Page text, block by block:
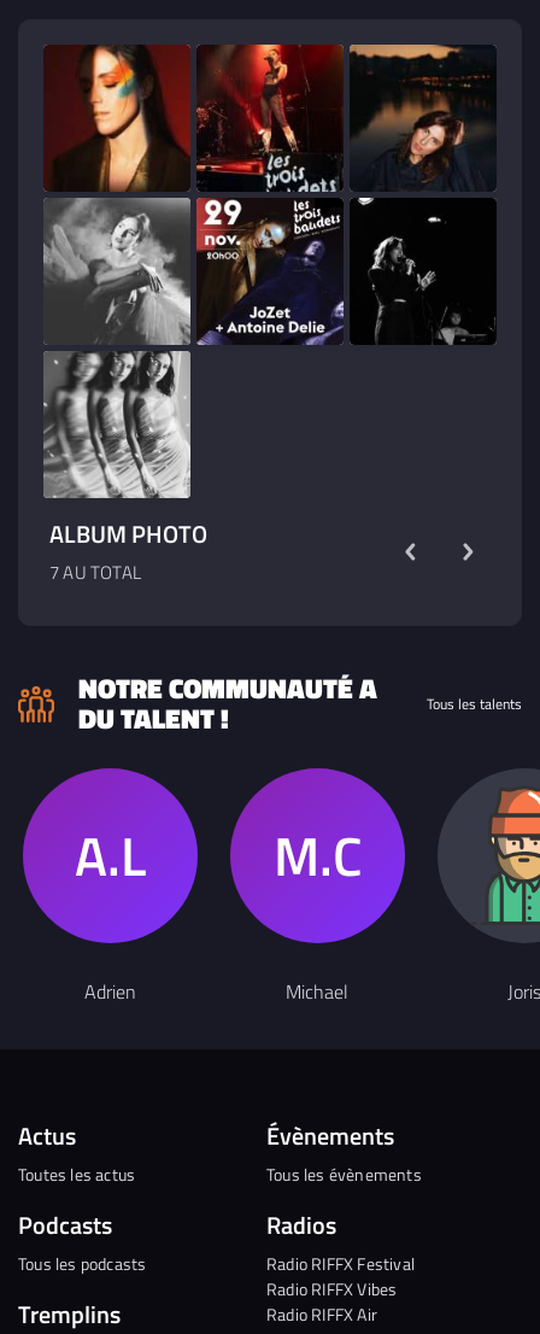
ALBUM PHOTO
7 AU TOTAL
NOTRE COMMUNAUTÉ A
DU TALENT ! Tous les talents
Adrien Michael Joris
Actus
Toutes les actus
Podcasts
Tous les podcasts
Tremplins
Évènements
Tous les évènements
Radios
Radio RIFFX Festival
Radio RIFFX Vibes
Radio RIFFX Air